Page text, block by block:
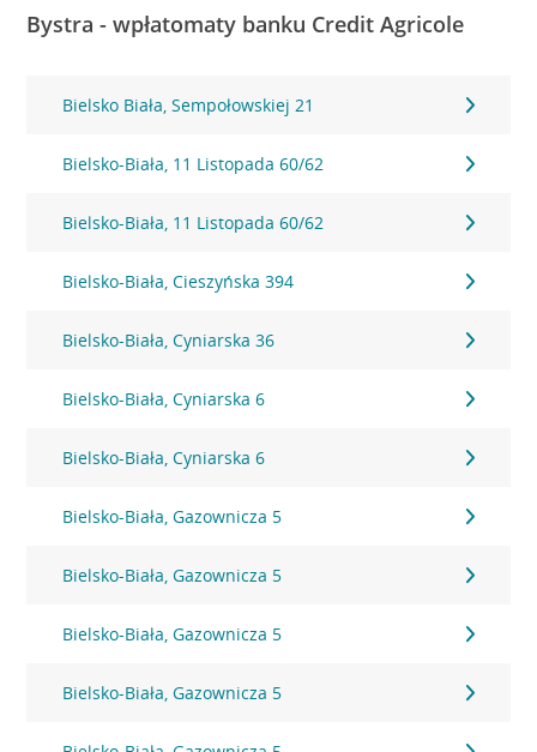
Bystra - wpłatomaty banku Credit Agricole
Bielsko Biała, Sempołowskiej 21
Bielsko-Biała, 11 Listopada 60/62
Bielsko-Biała, 11 Listopada 60/62
Bielsko-Biała, Cieszyńska 394
Bielsko-Biała, Cyniarska 36
Bielsko-Biała, Cyniarska 6
Bielsko-Biała, Cyniarska 6
Bielsko-Biała, Gazownicza 5
Bielsko-Biała, Gazownicza 5
Bielsko-Biała, Gazownicza 5
Bielsko-Biała, Gazownicza 5